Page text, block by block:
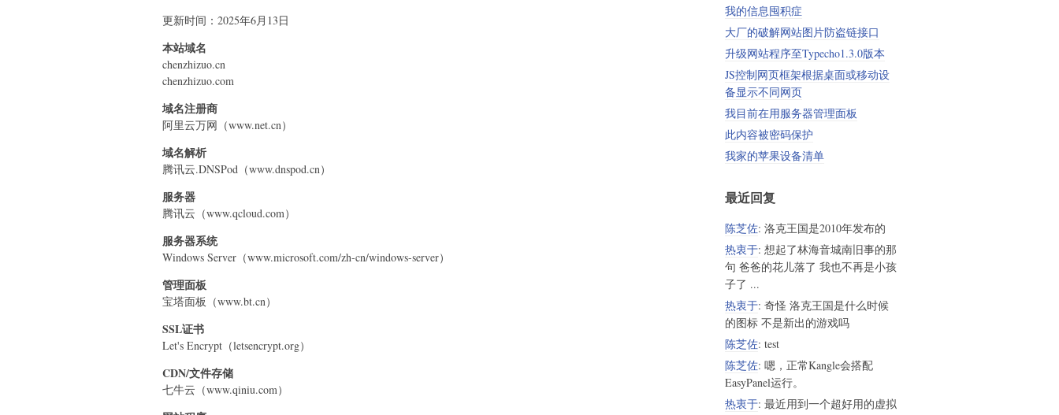
更新时间：2025年6月13日
本站域名
chenzhizuo.cn
chenzhizuo.com
域名注册商
阿里云万网（www.net.cn）
域名解析
腾讯云.DNSPod（www.dnspod.cn）
服务器
腾讯云（www.qcloud.com）
服务器系统
Windows Server（www.microsoft.com/zh-cn/windows-server）
管理面板
宝塔面板（www.bt.cn）
SSL证书
Let's Encrypt（letsencrypt.org）
CDN/文件存储
七牛云（www.qiniu.com）
我的信息囤积症
大厂的破解网站图片防盗链接口
升级网站程序至Typecho1.3.0版本
JS控制网页框架根据桌面或移动设
备显示不同网页
我目前在用服务器管理面板
此内容被密码保护
我家的苹果设备清单
最近回复
陈芝佐: 洛克王国是2010年发布的
热衷于: 想起了林海音城南旧事的那
句 爸爸的花儿落了 我也不再是小孩
子了 ...
热衷于: 奇怪 洛克王国是什么时候
的图标 不是新出的游戏吗
陈芝佐: test
陈芝佐: 嗯，正常Kangle会搭配
EasyPanel运行。
热衷于: 最近用到一个超好用的虚拟